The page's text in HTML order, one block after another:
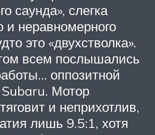
саунда», слегка
и неравномерного
это «двухстволка».
всем послышались
оппозитной
Subaru. Мотор
и неприхотлив,
лишь 9.5:1, хотя